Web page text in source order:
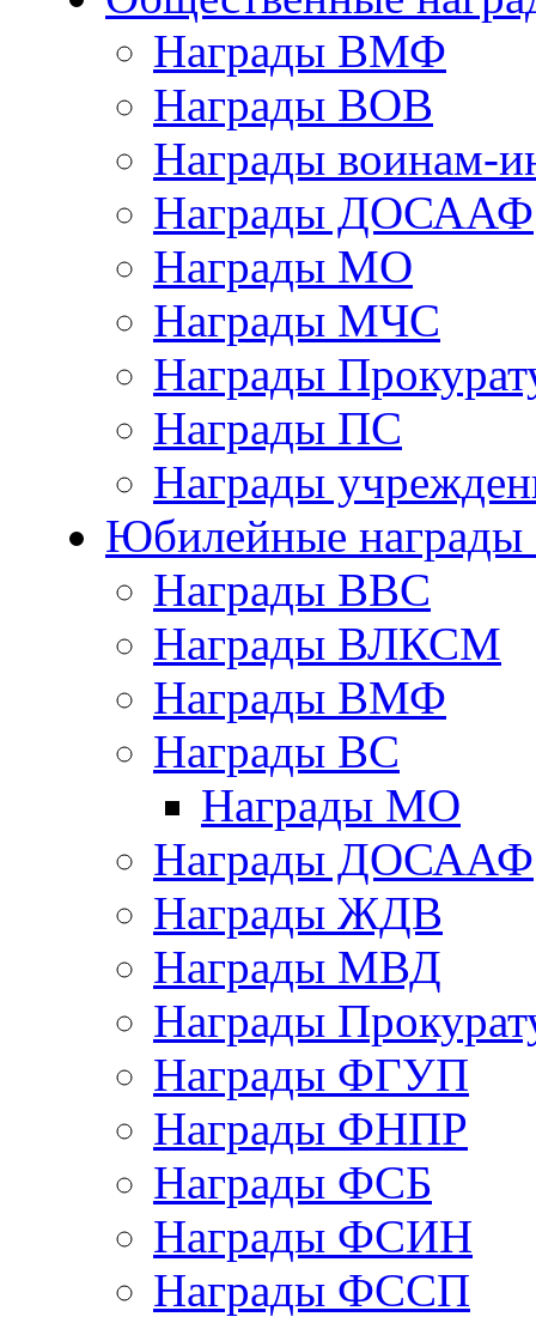
Награды ВМФ
Награды ВОВ
Награды воинам-
Награды ДОСААФ
Награды МО
Награды МЧС
Награды
Награды ПС
Награды
Юбилейные награды
Награды ВВС
Награды ВЛКСМ
Награды ВМФ
Награды ВС
Награды МО
Награды ДОСААФ
Награды ЖДВ
Награды МВД
Награды
Награды ФГУП
Награды ФНПР
Награды ФСБ
Награды ФСИН
Награды ФССП